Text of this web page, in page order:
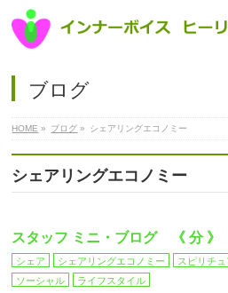
ブログ
HOME » ブログ » シェアリングエコノミー
シェアリングエコノミー
スタッフ ミニ・ブログ 《 分 》
シェア シェアリングエコノミー
スピリチ
ソーシャル
ライフスタイル